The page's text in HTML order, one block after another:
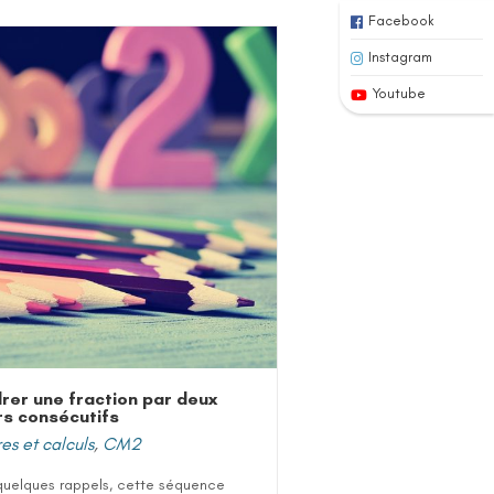
Facebook
Instagram
Youtube
une fraction par deux
consécutifs
et calculs, CM2
rappels, cette séquence